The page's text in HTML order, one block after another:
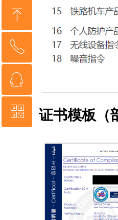
证书模板（
ꁸ
回到顶部
ꂅ
18368666961
ꁗ
QQ客服
ꀥ